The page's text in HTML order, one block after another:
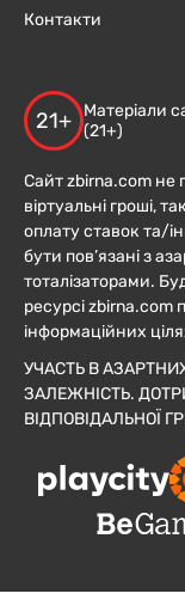
Контакти
21+
Матеріали
(21+)
Сайт zbirna.com не
віртуальні гроші,
оплату ставок та/
бути пов’язані з
тоталізаторами.
ресурсі zbirna.com
інформаційних
УЧАСТЬ В
ЗАЛЕЖНІСТЬ.
ВІДПОВІДАЛЬНОЇ